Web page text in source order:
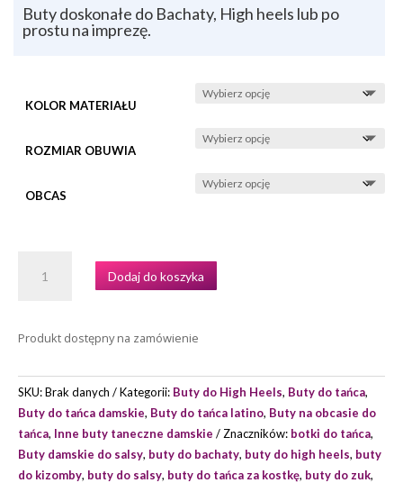
Buty doskonałe do Bachaty, High heels lub po
prostu na imprezę.
KOLOR MATERIAŁU
ROZMIAR OBUWIA
OBCAS
BUTY
PD819
PORTDANCE
Dodaj do koszyka
Produkt dostępny na zamówienie
SKU:Brak danych Kategorii: Buty do High Heels, Buty do tańca,
Buty do tańca damskie, Buty do tańca latino, Buty na obcasie do
tańca, Inne buty taneczne damskie Znaczników: botki do tańca,
Buty damskie do salsy, buty do bachaty, buty do high heels, buty
do kizomby, buty do salsy, buty do tańca za kostkę, buty do zuk,